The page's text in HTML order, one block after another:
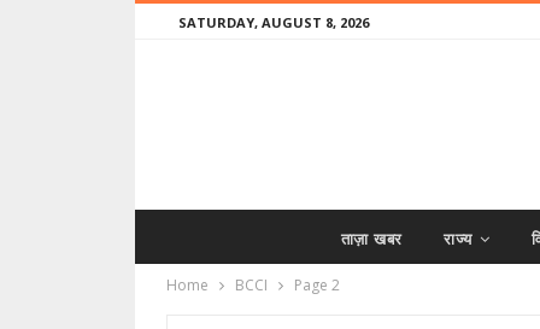
SATURDAY, AUGUST 8, 2026
ताज़ा खबर राज्य
Home BCCI Page 2